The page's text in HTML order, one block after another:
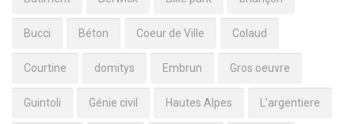
Bucci Béton Coeur de Ville Colaud
Courtine domitys Embrun Gros oeuvre
Guintoli Génie civil Hautes Alpes L'argentiere